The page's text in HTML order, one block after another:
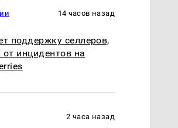
14 часов назад
поддержку селлеров,
инцидентов на
2 часа назад